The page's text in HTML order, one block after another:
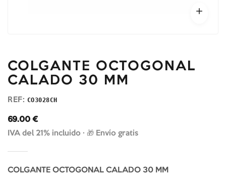
COLGANTE OCTOGONAL
CALADO 30 MM
REF: CO3028CH
69.00 €
IVA del 21% incluido · 🎁 Envío gratis
COLGANTE OCTOGONAL CALADO 30 MM